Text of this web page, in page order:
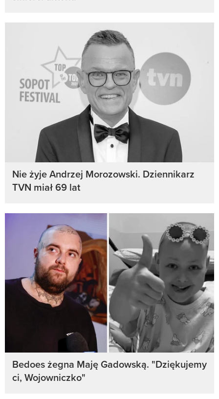
Nie żyje Andrzej Morozowski. Dziennikarz
TVN miał 69 lat
Bedoes żegna Maję Gadowską. "Dziękujemy
ci, Wojowniczko"